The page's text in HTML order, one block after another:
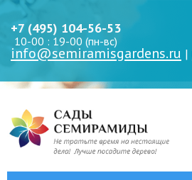
+7 (495) 104-56-53
10-00 : 19-00 (пн-вс)
info@semiramisgardens.ru |